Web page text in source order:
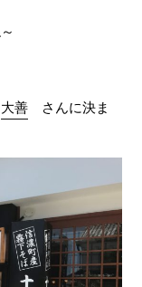
大善 さんに決ま